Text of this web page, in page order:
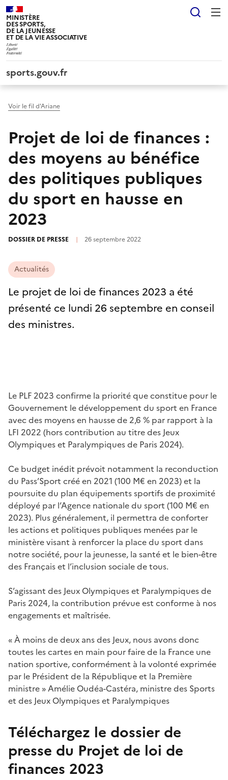
MINISTÈRE
DES SPORTS,
DE LA JEUNESSE
ET DE LA VIE ASSOCIATIVE
sports.gouv.fr
Voir le fil d'Ariane
Projet de loi de finances :
des moyens au bénéfice
des politiques publiques
du sport en hausse en
2023
DOSSIER DE PRESSE | 26 septembre 2022
Actualités
Le projet de loi de finances 2023 a été
présenté ce lundi 26 septembre en conseil
des ministres.
Le PLF 2023 confirme la priorité que constitue pour le
Gouvernement le développement du sport en France
avec des moyens en hausse de 2,6 % par rapport à la
LFI 2022 (hors contribution au titre des Jeux
Olympiques et Paralympiques de Paris 2024).
Ce budget inédit prévoit notamment la reconduction
du Pass’Sport créé en 2021 (100 M€ en 2023) et la
poursuite du plan équipements sportifs de proximité
déployé par l’Agence nationale du sport (100 M€ en
2023). Plus généralement, il permettra de conforter
les actions et politiques publiques menées par le
ministère visant à renforcer la place du sport dans
notre société, pour la jeunesse, la santé et le bien-être
des Français et l’inclusion sociale de tous.
S’agissant des Jeux Olympiques et Paralympiques de
Paris 2024, la contribution prévue est conforme à nos
engagements et maîtrisée.
« À moins de deux ans des Jeux, nous avons donc
toutes les cartes en main pour faire de la France une
nation sportive, conformément à la volonté exprimée
par le Président de la République et la Première
ministre » Amélie Oudéa-Castéra, ministre des Sports
et des Jeux Olympiques et Paralympiques
Téléchargez le dossier de
presse du Projet de loi de
finances 2023
Panneau de gestion des cookies tarteaucitron